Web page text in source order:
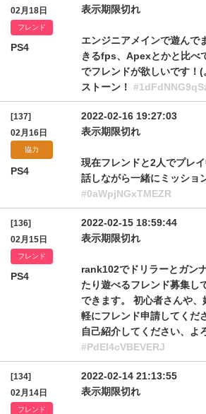
02月18日
フレンド
PS4
表示期限切れ
エンジニアメインで遊んで
きるfps、Apexとかと比べ
でフレンドが欲しいです！
ストーン！
[137]
02月16日
協力
PS4
2022-02-16 19:27:03
表示期限切れ
現在フレンドと2人でプレ
話しながら一緒にミッショ
#0aWpjNGxTMEZR
[136]
02月15日
フレンド
PS4
2022-02-15 18:59:44
表示期限切れ
rank102でドリラーとガン
たり遊べるフレンド募集し
できます。 初心者さんや
軽にフレンド申請してくだ
自己紹介してください、よ
#PdEI4cVBEVERJ
[134]
02月14日
フレンド
2022-02-14 21:13:55
表示期限切れ